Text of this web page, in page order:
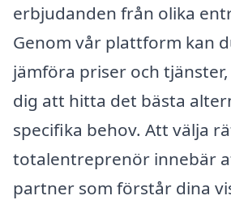
erbjudanden från olika
Genom vår plattform kan
jämföra priser och
dig att hitta det bästa
specifika behov. Att välja
totalentreprenör innebär
partner som förstår dina